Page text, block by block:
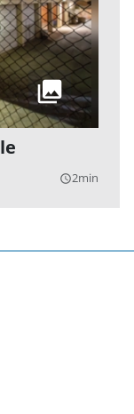
query_builder2min